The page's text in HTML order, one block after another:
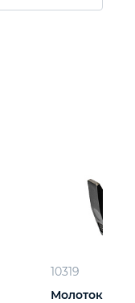
10319
Молоток